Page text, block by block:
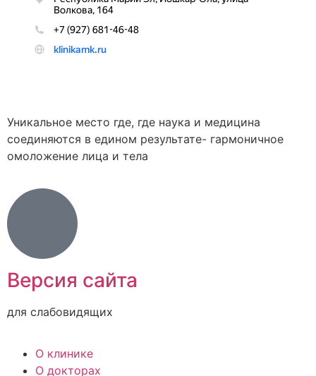
Уникальное место где, где наука и медицина
соединяются в едином результате- гармоничное
омоложение лица и тела
Версия сайта
для слабовидящих
О клинике
О докторах